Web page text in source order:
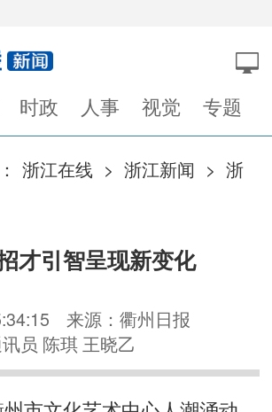
时政 人事 视觉 专题
浙江在线 > 浙江新闻 > 浙
才引智呈现新变化
来源：衢州日报
员 陈琪 王晓乙